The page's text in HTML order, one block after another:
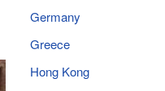
Germany
Greece
Hong Kong